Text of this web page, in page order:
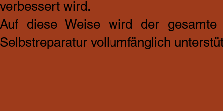
verbessert wird.
Auf diese Weise wird der gesamte
Selbstreparatur vollumfänglich